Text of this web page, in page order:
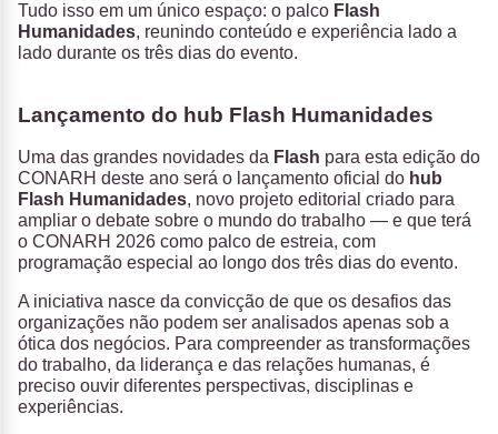
Tudo isso em um único espaço: o palco Flash
Humanidades, reunindo conteúdo e experiência lado a
lado durante os três dias do evento.
Lançamento do hub Flash Humanidades
Uma das grandes novidades da Flash para esta edição do
CONARH deste ano será o lançamento oficial do hub
Flash Humanidades, novo projeto editorial criado para
ampliar o debate sobre o mundo do trabalho — e que terá
o CONARH 2026 como palco de estreia, com
programação especial ao longo dos três dias do evento.
A iniciativa nasce da convicção de que os desafios das
organizações não podem ser analisados apenas sob a
ótica dos negócios. Para compreender as transformações
do trabalho, da liderança e das relações humanas, é
preciso ouvir diferentes perspectivas, disciplinas e
experiências.